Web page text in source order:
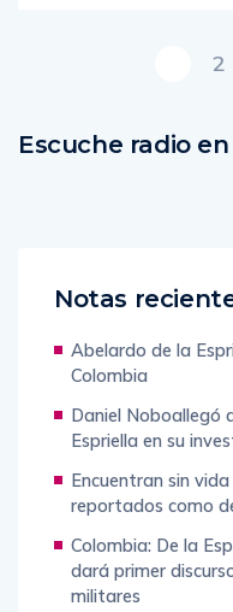
2
Escuche radio
Notas
Abelardo de la
Colombia
Daniel Noboallegó
Espriella en su
Encuentran sin
reportados como
Colombia: De la
dará primer
militares